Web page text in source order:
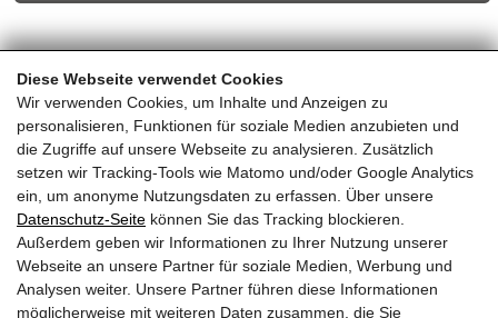
Diese Webseite verwendet Cookies
Wir verwenden Cookies, um Inhalte und Anzeigen zu
personalisieren, Funktionen für soziale Medien anzubieten und
die Zugriffe auf unsere Webseite zu analysieren. Zusätzlich
setzen wir Tracking-Tools wie Matomo und/oder Google Analytics
ein, um anonyme Nutzungsdaten zu erfassen. Über unsere
Datenschutz-Seite können Sie das Tracking blockieren.
Außerdem geben wir Informationen zu Ihrer Nutzung unserer
Webseite an unsere Partner für soziale Medien, Werbung und
Analysen weiter. Unsere Partner führen diese Informationen
möglicherweise mit weiteren Daten zusammen, die Sie
Home Predigten
Sonderbeauftragte Gottes
EVANGELIKALE FREIKIRCHE
KITZBÜHEL